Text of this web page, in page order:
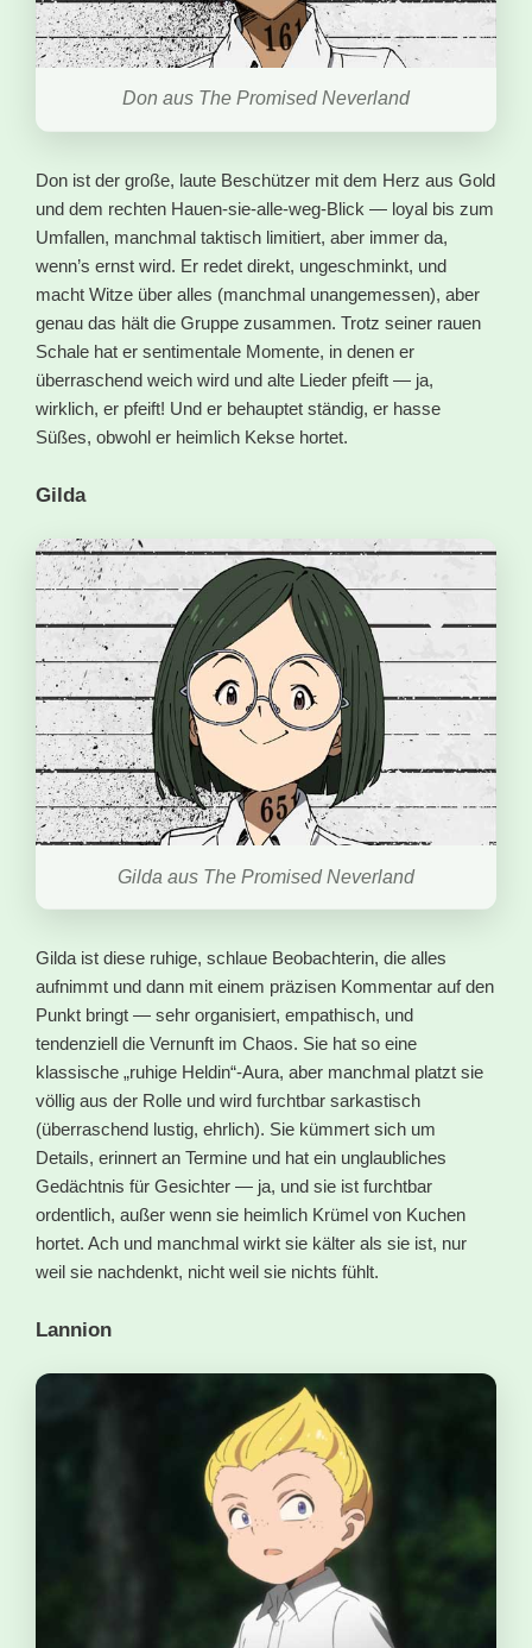
Don aus The Promised Neverland
Don ist der große, laute Beschützer mit dem Herz aus Gold
und dem rechten Hauen-sie-alle-weg-Blick — loyal bis zum
Umfallen, manchmal taktisch limitiert, aber immer da,
wenn’s ernst wird. Er redet direkt, ungeschminkt, und
macht Witze über alles (manchmal unangemessen), aber
genau das hält die Gruppe zusammen. Trotz seiner rauen
Schale hat er sentimentale Momente, in denen er
überraschend weich wird und alte Lieder pfeift — ja,
wirklich, er pfeift! Und er behauptet ständig, er hasse
Süßes, obwohl er heimlich Kekse hortet.
Gilda
Gilda aus The Promised Neverland
Gilda ist diese ruhige, schlaue Beobachterin, die alles
aufnimmt und dann mit einem präzisen Kommentar auf den
Punkt bringt — sehr organisiert, empathisch, und
tendenziell die Vernunft im Chaos. Sie hat so eine
klassische „ruhige Heldin“-Aura, aber manchmal platzt sie
völlig aus der Rolle und wird furchtbar sarkastisch
(überraschend lustig, ehrlich). Sie kümmert sich um
Details, erinnert an Termine und hat ein unglaubliches
Gedächtnis für Gesichter — ja, und sie ist furchtbar
ordentlich, außer wenn sie heimlich Krümel von Kuchen
hortet. Ach und manchmal wirkt sie kälter als sie ist, nur
weil sie nachdenkt, nicht weil sie nichts fühlt.
Lannion